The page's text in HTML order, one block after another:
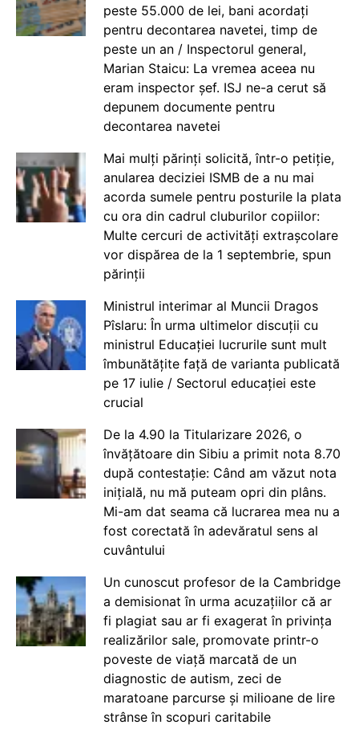
peste 55.000 de lei, bani acordați
pentru decontarea navetei, timp de
peste un an / Inspectorul general,
Marian Staicu: La vremea aceea nu
eram inspector șef. ISJ ne-a cerut să
depunem documente pentru
decontarea navetei
Mai mulți părinți solicită, într-o petiție,
anularea deciziei ISMB de a nu mai
acorda sumele pentru posturile la plata
cu ora din cadrul cluburilor copiilor:
Multe cercuri de activități extrașcolare
vor dispărea de la 1 septembrie, spun
părinții
Ministrul interimar al Muncii Dragos
Pîslaru: În urma ultimelor discuții cu
ministrul Educației lucrurile sunt mult
îmbunătățite față de varianta publicată
pe 17 iulie / Sectorul educației este
crucial
De la 4.90 la Titularizare 2026, o
învățătoare din Sibiu a primit nota 8.70
după contestație: Când am văzut nota
inițială, nu mă puteam opri din plâns.
Mi-am dat seama că lucrarea mea nu a
fost corectată în adevăratul sens al
cuvântului
Un cunoscut profesor de la Cambridge
a demisionat în urma acuzațiilor că ar
fi plagiat sau ar fi exagerat în privința
realizărilor sale, promovate printr-o
poveste de viață marcată de un
diagnostic de autism, zeci de
maratoane parcurse și milioane de lire
strânse în scopuri caritabile